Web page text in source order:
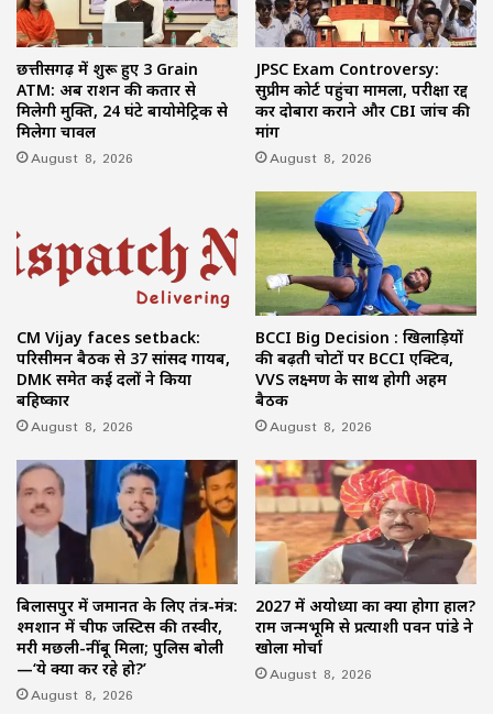
छत्तीसगढ़ में शुरू हुए 3 Grain
ATM: अब राशन की कतार से
मिलेगी मुक्ति, 24 घंटे बायोमेट्रिक से
मिलेगा चावल
August 8, 2026
JPSC Exam Controversy:
सुप्रीम कोर्ट पहुंचा मामला, परीक्षा रद्द
कर दोबारा कराने और CBI जांच की
मांग
August 8, 2026
CM Vijay faces setback:
परिसीमन बैठक से 37 सांसद गायब,
DMK समेत कई दलों ने किया
बहिष्कार
August 8, 2026
BCCI Big Decision : खिलाड़ियों
की बढ़ती चोटों पर BCCI एक्टिव,
VVS लक्ष्मण के साथ होगी अहम
बैठक
August 8, 2026
बिलासपुर में जमानत के लिए तंत्र-मंत्र:
श्मशान में चीफ जस्टिस की तस्वीर,
मरी मछली-नींबू मिला; पुलिस बोली
—‘ये क्या कर रहे हो?’
August 8, 2026
2027 में अयोध्या का क्या होगा हाल?
राम जन्मभूमि से प्रत्याशी पवन पांडे ने
खोला मोर्चा
August 8, 2026